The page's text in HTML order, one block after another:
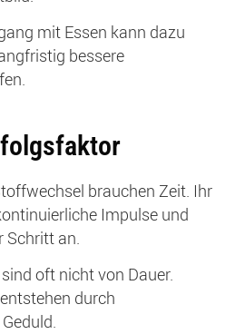
mit Essen kann dazu
bessere
brauchen Zeit. Ihr
Impulse und
an.
oft nicht von Dauer.
durch